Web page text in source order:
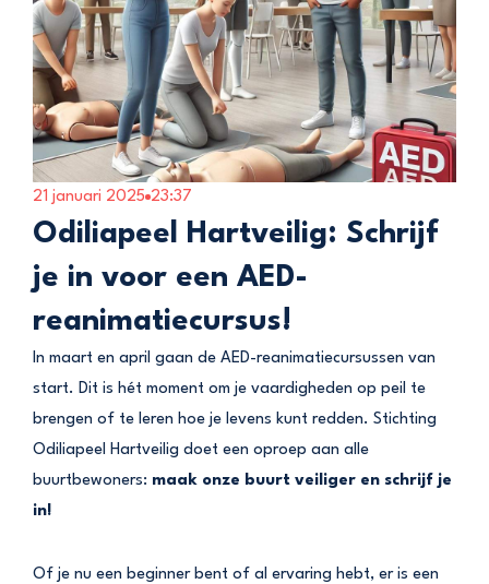
21 januari 2025 23:37
Odiliapeel Hartveilig: Schrijf
je in voor een AED-
reanimatiecursus!
In maart en april gaan de AED-reanimatiecursussen van
start. Dit is hét moment om je vaardigheden op peil te
brengen of te leren hoe je levens kunt redden. Stichting
Odiliapeel Hartveilig doet een oproep aan alle
buurtbewoners: maak onze buurt veiliger en schrijf je
in!
Of je nu een beginner bent of al ervaring hebt, er is een